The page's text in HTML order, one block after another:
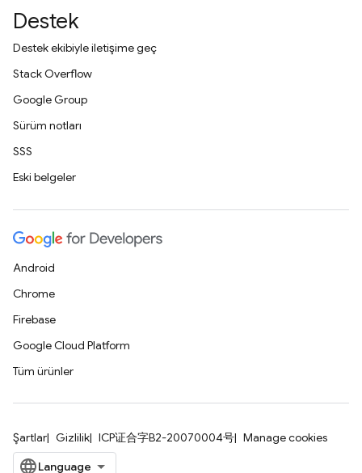
Destek
Destek ekibiyle iletişime geç
Stack Overflow
Google Group
Sürüm notları
SSS
Eski belgeler
Android
Chrome
Firebase
Google Cloud Platform
Tüm ürünler
Şartlar Gizlilik ICP证合字B2-20070004号 Manage cookies